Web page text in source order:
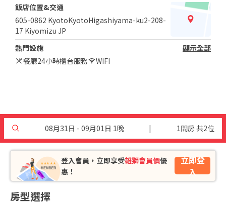
飯店位置&交通
605-0862 KyotoKyotoHigashiyama-ku2-208-
17 Kiyomizu JP
熱門設施
顯示全部
餐廳24小時櫃台服務 WIFI
08月31日 - 09月01日 1晚 | 1間房 共2位
登入會員，立即享受雄獅會員價優
惠！
立即登
入
房型選擇